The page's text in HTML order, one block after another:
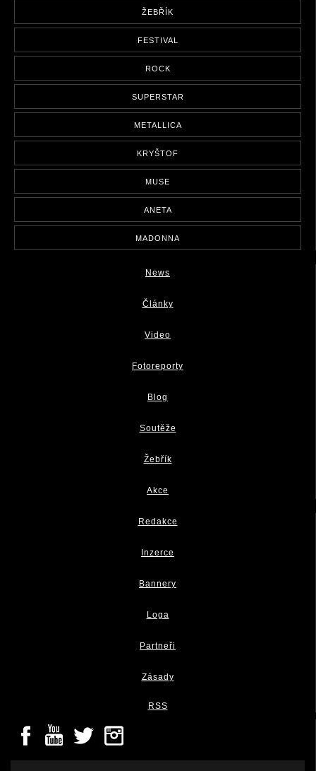
ŽEBŘÍK
FESTIVAL
ROCK
SUPERSTAR
METALLICA
KRYŠTOF
MUSE
ANETA
MADONNA
News
Články
Video
Fotoreporty
Blog
Soutěže
Žebřík
Akce
Redakce
Inzerce
Bannery
Loga
Partneři
Zásady
RSS